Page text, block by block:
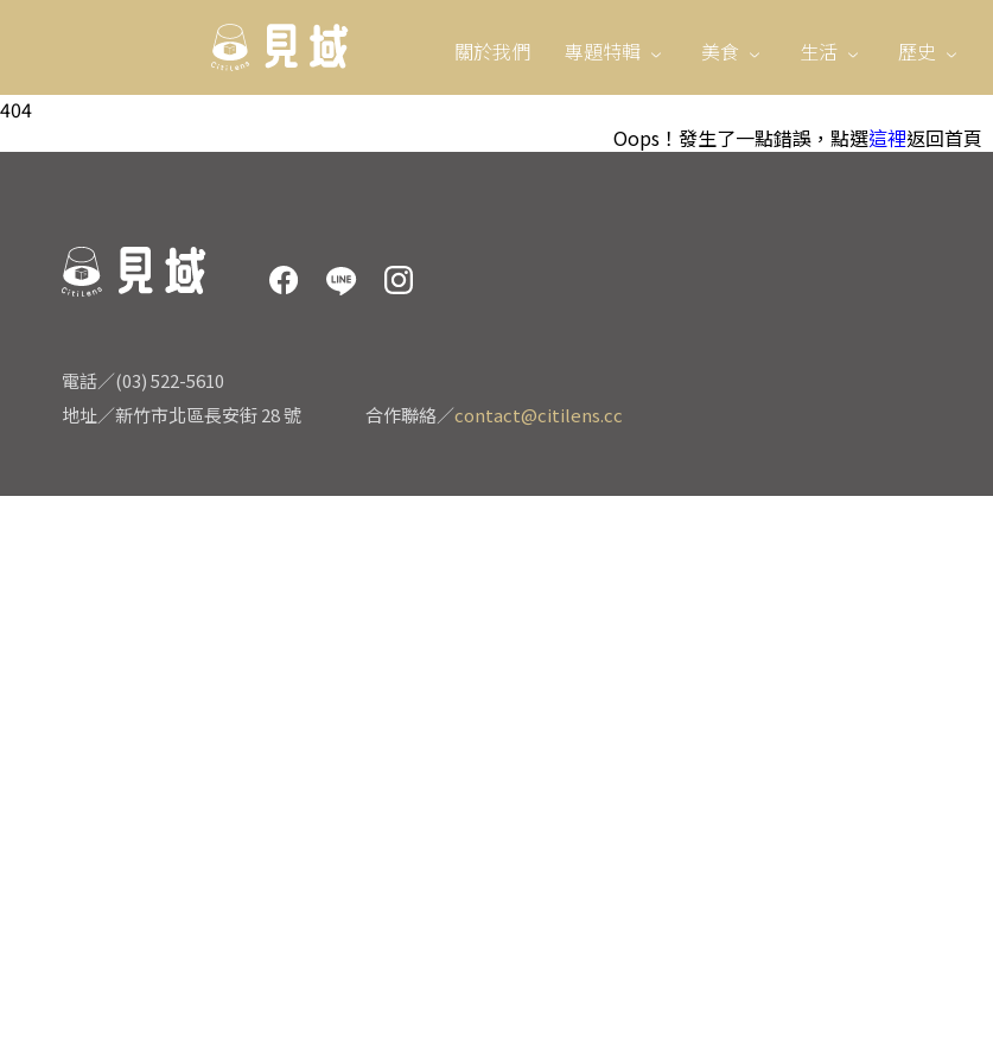
關於我們 專題特輯 美食 生活 歷史
404
Oops！發生了一點錯誤，點選這裡返回首頁
電話／(03) 522-5610
地址／新竹市北區長安街 28 號
合作聯絡／contact@citilens.cc